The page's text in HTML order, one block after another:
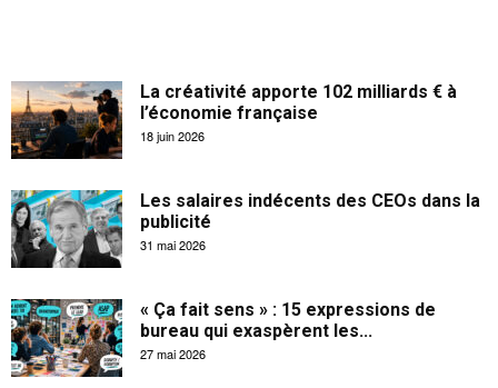
La créativité apporte 102 milliards € à
l’économie française
18 juin 2026
Les salaires indécents des CEOs dans la
publicité
31 mai 2026
« Ça fait sens » : 15 expressions de
bureau qui exaspèrent les...
27 mai 2026